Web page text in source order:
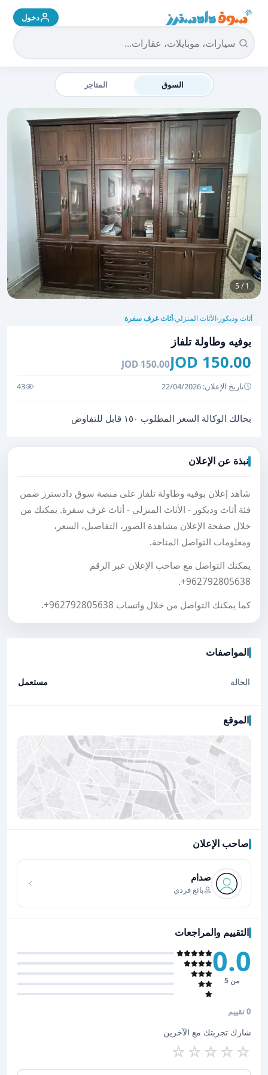
سوق دادسترز الرئيسية دخول
السوق المتاجر
1 / 5
أثاث وديكور ›الأثاث المنزلي›أثاث غرف سفرة
بوفيه وطاولة تلفاز
150.00 JOD
150.00 JOD
تاريخ الإعلان: 22/04/2026 43
بحالك الوكالة السعر المطلوب ١٥٠ قابل للتفاوض
نبذة عن الإعلان
شاهد إعلان بوفيه وطاولة تلفاز على منصة سوق دادسترز ضمن
فئة أثاث وديكور - الأثاث المنزلي - أثاث غرف سفرة. يمكنك من
خلال صفحة الإعلان مشاهدة الصور، التفاصيل، السعر،
ومعلومات التواصل المتاحة.
يمكنك التواصل مع صاحب الإعلان عبر الرقم
+962792805638
.
كما يمكنك التواصل من خلال واتساب +962792805638
.
المواصفات
الحالة مستعمل
الموقع
صاحب الإعلان
صدام
بائع فردي
التقييم والمراجعات
0.0
من 5
0 تقييم
شارك تجربتك مع الآخرين
☆
☆
☆
☆
☆